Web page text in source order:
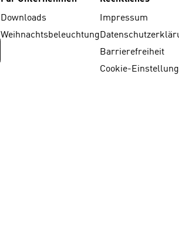
Downloads
Weihnachtsbeleuchtung
Impressum
Barrierefreiheit
Cookie-